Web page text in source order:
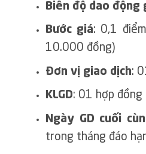
Biên độ dao động
Bước giá: 0,1
10.000 đồng)
Đơn vị giao dịch:
KLGD: 01 hợp đồng
Ngày GD cuối
trong tháng đáo